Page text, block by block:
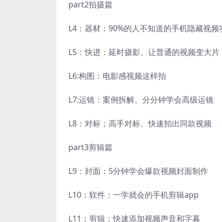
part2拍摄篇
L4：器材：90%的人不知道的手机隐藏视频
L5：快进：延时摄影、让普通的视频变大片
L6:构图：电影感视频这样拍
L7:运镜：案例拆解、分分钟学会高级运镜
L8：对标；高手对标、快速拍出同款视频
part3剪辑篇
L9：封面：5分钟学会爆款视频封面制作
L10：软件：一学就会的手机剪辑app
L11：剪辑：快速添加视频声音和字幕